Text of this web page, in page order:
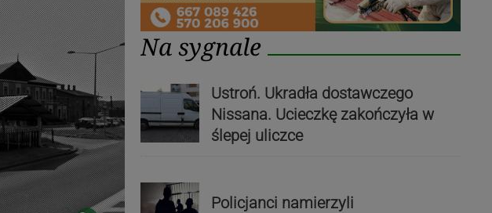
Na sygnale
Ustroń. Ukradła dostawczego
Nissana. Ucieczkę zakończyła w
ślepej uliczce
Policjanci namierzyli